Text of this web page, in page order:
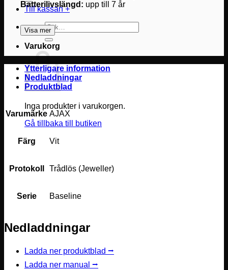
Till kassan +
Sök
efter:
Varukorg
Inga produkter i varukorgen.
Gå tillbaka till butiken
Batterilivslängd: upp till 7 år
Visa mer
Ytterligare information
Nedladdningar
Produktblad
Varumärke AJAX
Färg Vit
Protokoll Trådlös (Jeweller)
Serie Baseline
Nedladdningar
Ladda ner produktblad ⭢
Ladda ner manual ⭢